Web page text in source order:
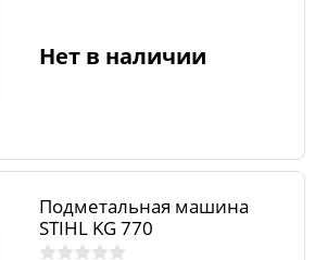
Нет в наличии
Подметальная машина
STIHL KG 770